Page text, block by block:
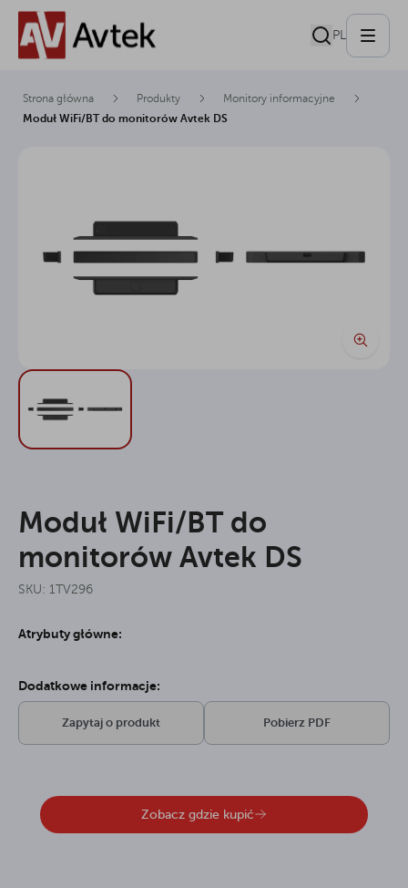
PL
Strona główna Produkty
Monitory informacyjne
Moduł WiFi/BT do monitorów Avtek DS
Moduł WiFi/BT do
monitorów Avtek DS
SKU: 1TV296
Atrybuty główne:
Dodatkowe informacje:
Zapytaj o produkt Pobierz PDF
Zobacz gdzie kupić